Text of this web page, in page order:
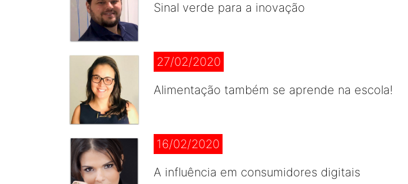
Sinal verde para a inovação
27/02/2020
Alimentação também se aprende na escola!
16/02/2020
A influência em consumidores digitais